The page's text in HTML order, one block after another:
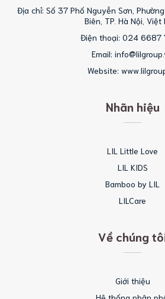
Địa chỉ: Số 37 Phố Nguyễn Sơn,
Biên, TP. Hà Nội, Việt
Điện thoại: 024 6687
Email:
Website:
Nhãn hiệu
LIL Little Love
LIL KIDS
Bamboo by LIL
LILCare
Về chúng
Giới thiệu